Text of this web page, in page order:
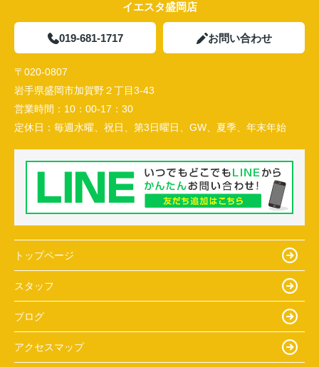
イエスタ盛岡店
019-681-1717 お問い合わせ
〒020-0807
岩手県盛岡市加賀野２丁目3-43
営業時間： 10：00-17：30
定休日： 毎週水曜、祝日、第3日曜日、GW、夏季、年末年始
トップページ
スタッフ
ブログ
アクセスマップ